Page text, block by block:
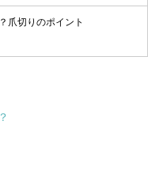
爪切りのポイント